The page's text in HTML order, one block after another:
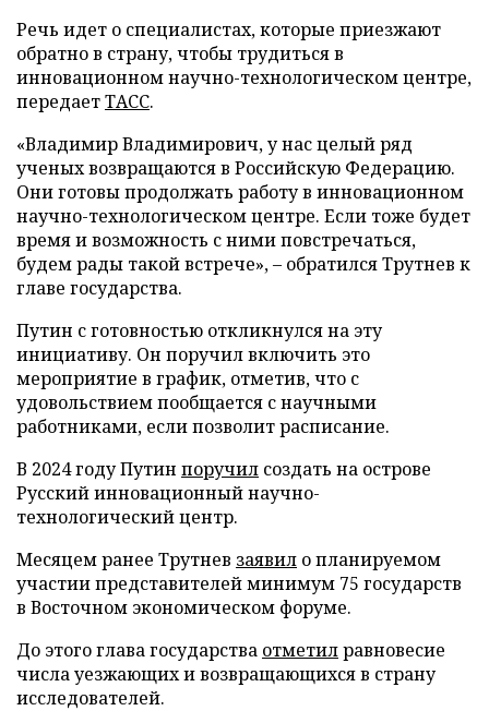
Речь идет о специалистах, которые приезжают
обратно в страну, чтобы трудиться в
инновационном научно-технологическом центре,
передаетТАСС.
«Владимир Владимирович, у нас целый ряд
ученых возвращаются в Российскую Федерацию.
Они готовы продолжать работу в инновационном
научно-технологическом центре. Если тоже будет
время и возможность с ними повстречаться,
будем рады такой встрече», – обратился Трутнев к
главе государства.
Путин с готовностью откликнулся на эту
инициативу. Он поручил включить это
мероприятие в график, отметив, что с
удовольствием пообщается с научными
работниками, если позволит расписание.
В 2024 году Путин поручил создать на острове
Русский инновационный научно-
технологический центр.
Месяцем ранее Трутнев заявил о планируемом
участии представителей минимум 75 государств
в Восточном экономическом форуме.
До этого глава государства отметилравновесие
числа уезжающих и возвращающихся в страну
исследователей.